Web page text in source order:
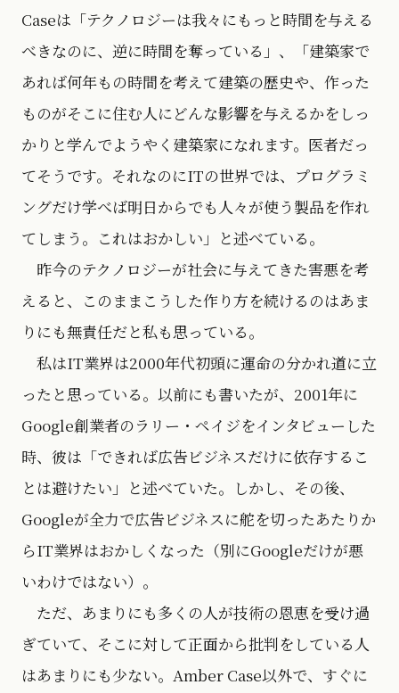
Caseは「テクノロジーは我々にもっと時間を与える
べきなのに、逆に時間を奪っている」、「建築家で
あれば何年もの時間を考えて建築の歴史や、作った
ものがそこに住む人にどんな影響を与えるかをしっ
かりと学んでようやく建築家になれます。医者だっ
てそうです。それなのにITの世界では、プログラミ
ングだけ学べば明日からでも人々が使う製品を作れ
てしまう。これはおかしい」と述べている。
昨今のテクノロジーが社会に与えてきた害悪を考
えると、このままこうした作り方を続けるのはあま
りにも無責任だと私も思っている。
私はIT業界は2000年代初頭に運命の分かれ道に立
ったと思っている。以前にも書いたが、2001年に
Google創業者のラリー・ペイジをインタビューした
時、彼は「できれば広告ビジネスだけに依存するこ
とは避けたい」と述べていた。しかし、その後、
Googleが全力で広告ビジネスに舵を切ったあたりか
らIT業界はおかしくなった（別にGoogleだけが悪
いわけではない）。
ただ、あまりにも多くの人が技術の恩恵を受け過
ぎていて、そこに対して正面から批判をしている人
はあまりにも少ない。Amber Case以外で、すぐに